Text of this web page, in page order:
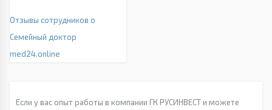
Отзывы сотрудников о
Семейный доктор
med24.online
Если у вас опыт работы в компании ГК РУСИНВЕСТ и можете